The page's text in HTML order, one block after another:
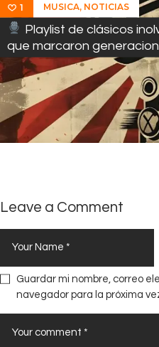
1 MUSICA, NOTICIAS
Playlist de clásicos
que marcaron
Leave a Comment
Guardar mi nombre, correo
navegador para la próxima